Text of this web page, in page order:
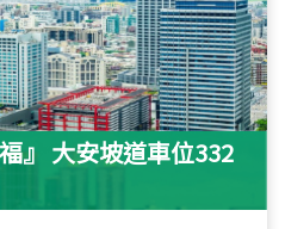
』 大安坡道車位332